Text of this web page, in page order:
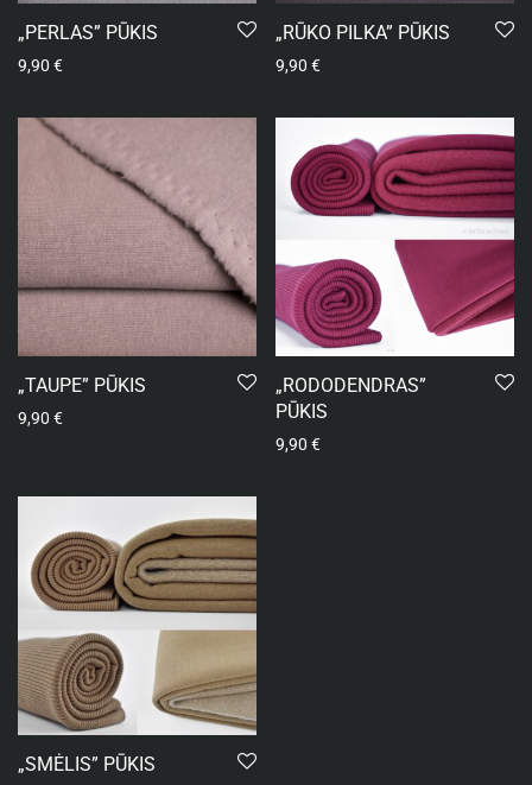
„PERLAS” PŪKIS
9,90 €
„RŪKO PILKA” PŪKIS
9,90 €
„TAUPE” PŪKIS
9,90 €
„RODODENDRAS”
PŪKIS
9,90 €
„SMĖLIS” PŪKIS